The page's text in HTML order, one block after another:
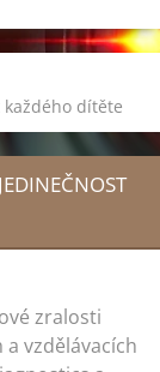
dítěte
zralosti
vzdělávacích